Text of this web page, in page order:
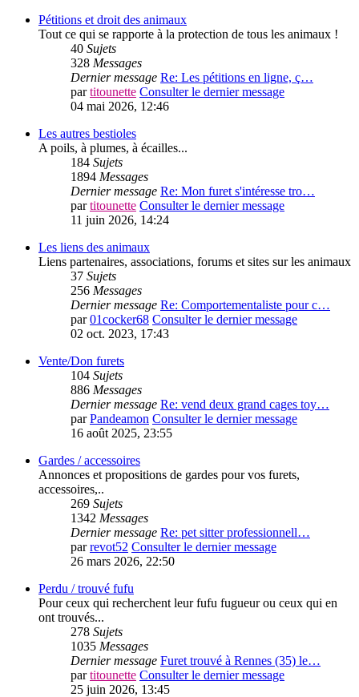
Pétitions et droit des animaux
Tout ce qui se rapporte à la protection de tous les animaux !
40 Sujets
328 Messages
Dernier message Re: Les pétitions en ligne, ç…
partitounette Consulter le dernier message
04 mai 2026, 12:46
Les autres bestioles
A poils, à plumes, à écailles...
184 Sujets
1894 Messages
Dernier message Re: Mon furet s'intéresse tro…
partitounette Consulter le dernier message
11 juin 2026, 14:24
Les liens des animaux
Liens partenaires, associations, forums et sites sur les animaux
37 Sujets
256 Messages
Dernier message Re: Comportementaliste pour c…
par01cocker68 Consulter le dernier message
02 oct. 2023, 17:43
Vente/Don furets
104 Sujets
886 Messages
Dernier message Re: vend deux grand cages toy…
parPandeamon Consulter le dernier message
16 août 2025, 23:55
Gardes / accessoires
Annonces et propositions de gardes pour vos furets,
accessoires,..
269 Sujets
1342 Messages
Dernier message Re: pet sitter professionnell…
parrevot52 Consulter le dernier message
26 mars 2026, 22:50
Perdu / trouvé fufu
Pour ceux qui recherchent leur fufu fugueur ou ceux qui en
ont trouvés...
278 Sujets
1035 Messages
Dernier message Furet trouvé à Rennes (35) le…
partitounette Consulter le dernier message
25 juin 2026, 13:45